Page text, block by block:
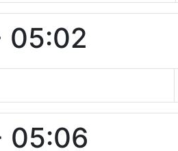
05:02
05:06